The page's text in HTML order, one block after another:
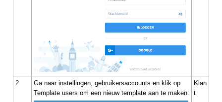
2
Ga naar instellingen, gebruikersaccounts en klik op
Template users om een nieuw template aan te maken:
Klan
t